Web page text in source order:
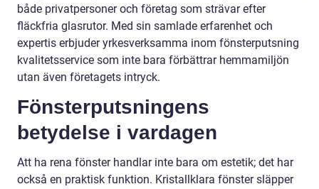
både privatpersoner och företag som strävar efter
fläckfria glasrutor. Med sin samlade erfarenhet och
expertis erbjuder yrkesverksamma inom fönsterputsning
kvalitetsservice som inte bara förbättrar hemmamiljön
utan även företagets intryck.
Fönsterputsningens
betydelse i vardagen
Att ha rena fönster handlar inte bara om estetik; det har
också en praktisk funktion. Kristallklara fönster släpper